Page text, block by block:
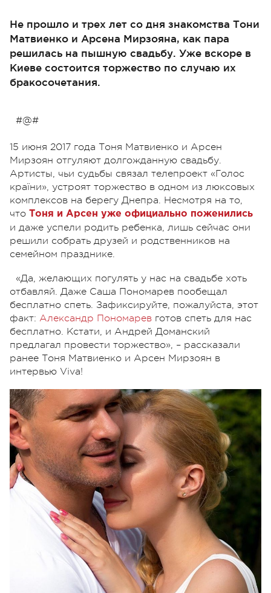
Не прошло и трех лет со дня знакомства Тони
Матвиенко и Арсена Мирзояна, как пара
решилась на пышную свадьбу. Уже вскоре в
Киеве состоится торжество по случаю их
бракосочетания.
#@#
15 июня 2017 года Тоня Матвиенко и Арсен
Мирзоян отгуляют долгожданную свадьбу.
Артисты, чьи судьбы связал телепроект «Голос
країни», устроят торжество в одном из люксовых
комплексов на берегу Днепра. Несмотря на то,
что Тоня и Арсен уже официально поженились
и даже успели родить ребенка, лишь сейчас они
решили собрать друзей и родственников на
семейном празднике.
«Да, желающих погулять у нас на свадьбе хоть
отбавляй. Даже Саша Пономарев пообещал
бесплатно спеть. Зафиксируйте, пожалуйста, этот
факт: Александр Пономарев готов спеть для нас
бесплатно. Кстати, и Андрей Доманский
предлагал провести торжество», – рассказали
ранее Тоня Матвиенко и Арсен Мирзоян в
интервью Viva!